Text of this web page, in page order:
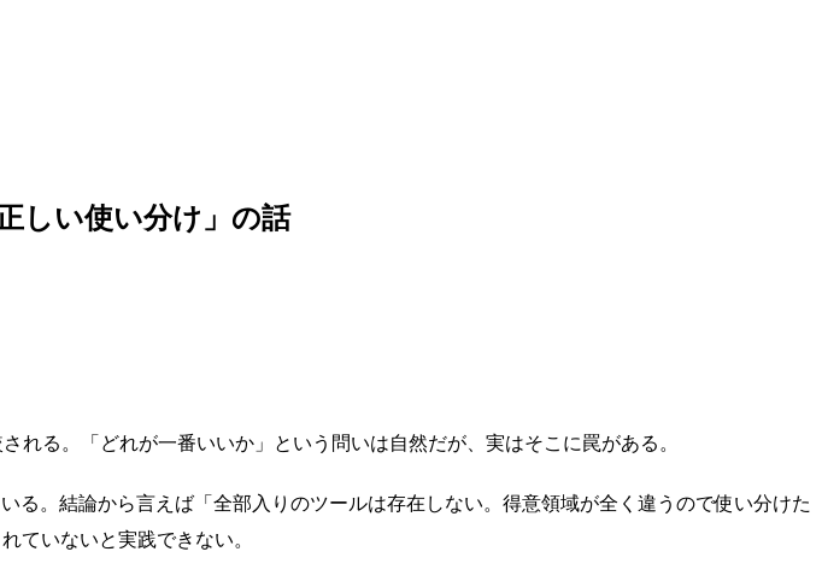
しい使い分け」の話
れる。「どれが一番いいか」という問いは自然だが、実はそこに罠がある。
。結論から言えば「全部入りのツールは存在しない。得意領域が全く違うので使い分けた
ていないと実践できない。